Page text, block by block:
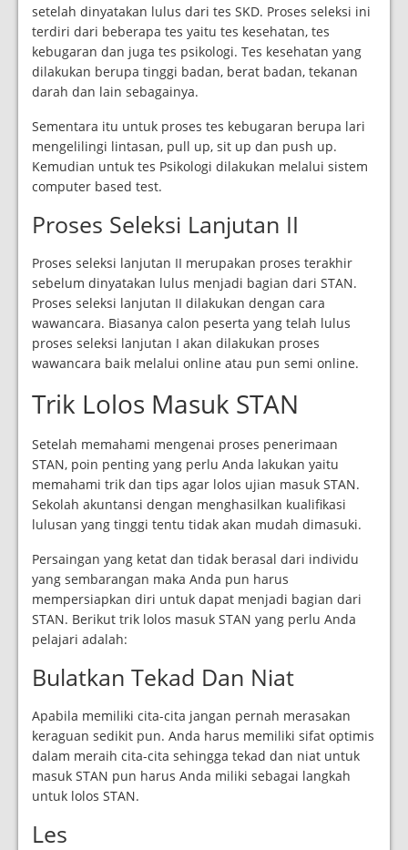
setelah dinyatakan lulus dari tes SKD. Proses seleksi ini
terdiri dari beberapa tes yaitu tes kesehatan, tes
kebugaran dan juga tes psikologi. Tes kesehatan yang
dilakukan berupa tinggi badan, berat badan, tekanan
darah dan lain sebagainya.
Sementara itu untuk proses tes kebugaran berupa lari
mengelilingi lintasan, pull up, sit up dan push up.
Kemudian untuk tes Psikologi dilakukan melalui sistem
computer based test.
Proses Seleksi Lanjutan II
Proses seleksi lanjutan II merupakan proses terakhir
sebelum dinyatakan lulus menjadi bagian dari STAN.
Proses seleksi lanjutan II dilakukan dengan cara
wawancara. Biasanya calon peserta yang telah lulus
proses seleksi lanjutan I akan dilakukan proses
wawancara baik melalui online atau pun semi online.
Trik Lolos Masuk STAN
Setelah memahami mengenai proses penerimaan
STAN, poin penting yang perlu Anda lakukan yaitu
memahami trik dan tips agar lolos ujian masuk STAN.
Sekolah akuntansi dengan menghasilkan kualifikasi
lulusan yang tinggi tentu tidak akan mudah dimasuki.
Persaingan yang ketat dan tidak berasal dari individu
yang sembarangan maka Anda pun harus
mempersiapkan diri untuk dapat menjadi bagian dari
STAN. Berikut trik lolos masuk STAN yang perlu Anda
pelajari adalah:
Bulatkan Tekad Dan Niat
Apabila memiliki cita-cita jangan pernah merasakan
keraguan sedikit pun. Anda harus memiliki sifat optimis
dalam meraih cita-cita sehingga tekad dan niat untuk
masuk STAN pun harus Anda miliki sebagai langkah
untuk lolos STAN.
Les